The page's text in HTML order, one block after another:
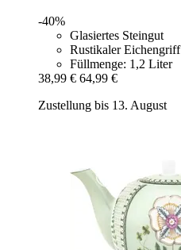
-40%
Glasiertes Steingut
Rustikaler Eichengriff
Füllmenge: 1,2 Liter
38,99 € 64,99 €
Zustellung bis 13. August